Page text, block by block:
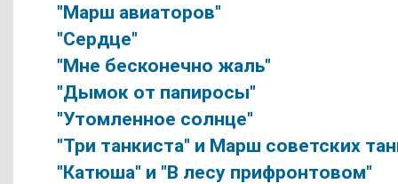
"Марш авиаторов"
"Сердце"
"Мне бесконечно жаль"
"Дымок от папиросы"
"Утомленное солнце"
"Три танкиста" и Марш советских
"Катюша" и "В лесу прифронтовом"